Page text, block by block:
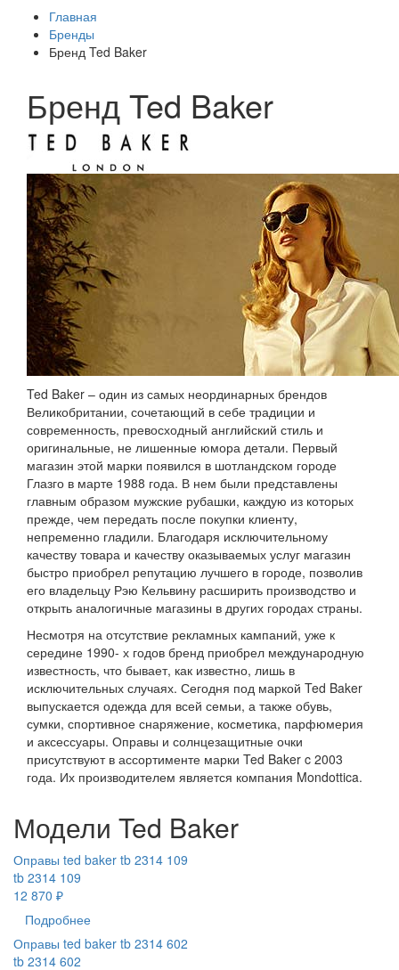
Главная
Бренды
Бренд Ted Baker
Бренд Ted Baker
Ted Baker – один из самых неординарных брендов
Великобритании, сочетающий в себе традиции и
современность, превосходный английский стиль и
оригинальные, не лишенные юмора детали. Первый
магазин этой марки появился в шотландском городе
Глазго в марте 1988 года. В нем были представлены
главным образом мужские рубашки, каждую из которых
прежде, чем передать после покупки клиенту,
непременно гладили. Благодаря исключительному
качеству товара и качеству оказываемых услуг магазин
быстро приобрел репутацию лучшего в городе, позволив
его владельцу Рэю Кельвину расширить производство и
открыть аналогичные магазины в других городах страны.
Несмотря на отсутствие рекламных кампаний, уже к
середине 1990- х годов бренд приобрел международную
известность, что бывает, как известно, лишь в
исключительных случаях. Сегодня под маркой Ted Baker
выпускается одежда для всей семьи, а также обувь,
сумки, спортивное снаряжение, косметика, парфюмерия
и аксессуары. Оправы и солнцезащитные очки
присутствуют в ассортименте марки Ted Baker c 2003
года. Их производителем является компания Mondottica.
Модели Ted Baker
Оправы ted baker tb 2314 109
tb 2314 109
12 870 ₽
Подробнее
Оправы ted baker tb 2314 602
tb 2314 602